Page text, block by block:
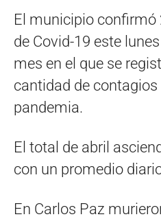
El municipio
de Covid-19 este
mes en el que se
cantidad de contagios
pandemia.
El total de abril
con un promedio
En Carlos Paz